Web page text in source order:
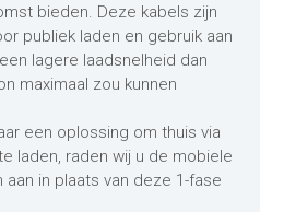
bieden. Deze kabels zijn
publiek laden en gebruik aan
lagere laadsnelheid dan
maximaal zou kunnen
een oplossing om thuis via
laden, raden wij u de mobiele
in plaats van deze 1-fase